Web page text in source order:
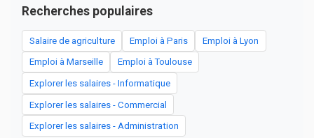
Recherches populaires
Salaire de agriculture Emploi à Paris Emploi à Lyon
Emploi à Marseille Emploi à Toulouse
Explorer les salaires - Informatique
Explorer les salaires - Commercial
Explorer les salaires - Administration